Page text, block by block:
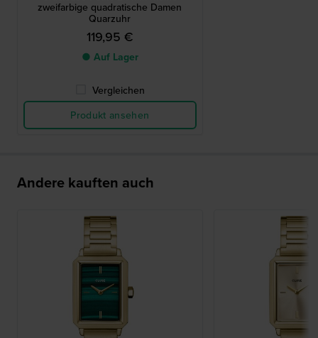
zweifarbige quadratische Damen
Quarzuhr
119,95 €
● Auf Lager
Vergleichen
Produkt ansehen
Andere kauften auch